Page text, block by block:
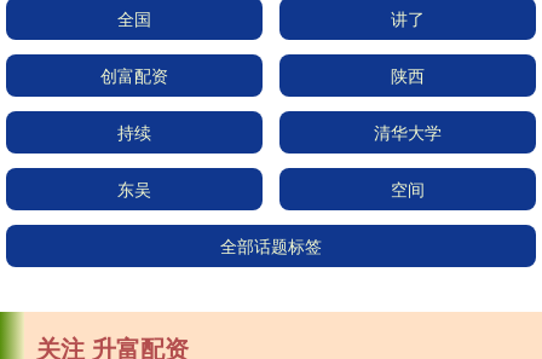
全国 讲了
创富配资 陕西
持续 清华大学
东吴 空间
全部话题标签
关注 升富配资